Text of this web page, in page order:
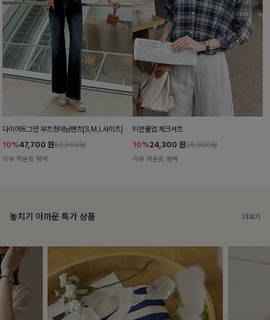
다이어트그만 부츠컷데님팬츠[S,M,L사이즈]
10%47,700 원52,900원
리뷰 카운트 영역
티븐롤업 체크셔츠
10%24,300 원26,900원
리뷰 카운트 영역
놓치기 아까운 특가 상품 더보기